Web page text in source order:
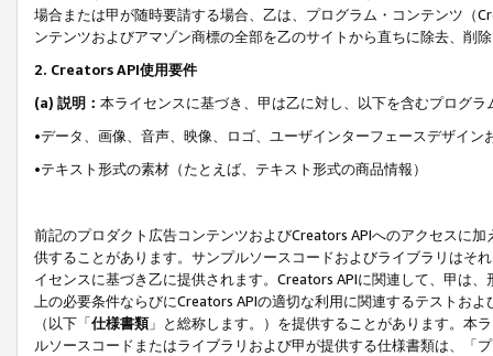
場合または甲が随時要請する場合、乙は、プログラム・コンテンツ（
ンテンツおよびアマゾン商標の全部を乙のサイトから直ちに除去、削
2. Creators API使用要件
(a) 説明： 本ライセンスに基づき、甲は乙に対し、以下を含むプログ
•データ、画像、音声、映像、ロゴ、ユーザインターフェースデザイ
•テキスト形式の素材（たとえば、テキスト形式の商品情報）
前記のプロダクト広告コンテンツおよびCreators APIへのアクセスに
供することがあります。サンプルソースコードおよびライブラリはそ
イセンスに基づき乙に提供されます。Creators APIに関連して、甲は
上の必要条件ならびにCreators APIの適切な利用に関連するテストお
（以下「仕様書類」と総称します。）を提供することがあります。本
ルソースコードまたはライブラリおよび甲が提供する仕様書類は、「